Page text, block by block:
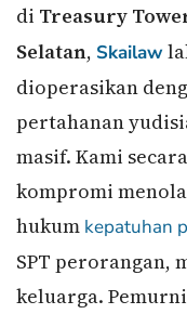
di Treasury
Selatan, Skailaw
dioperasikan
pertahanan
masif. Kami
kompromi
hukum kepatuhan
SPT perorangan,
keluarga.